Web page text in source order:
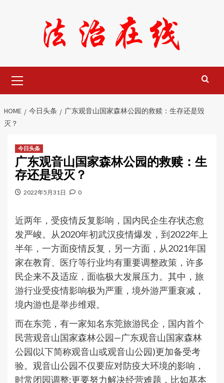
Menu
HOME 今日头条
广东观音山国家森林公园的救赎：生存还是毁
灭？
今日头条
广东观音山国家森林公园的救赎：生
存还是毁灭？
2022年5月31日 0
近两年，受疫情反复影响，国内民企生存状态愈
发严峻。从2020年初武汉疫情爆发，到2022年上
半年，一方面疫情反复，另一方面，从2021年国
家在教育、医疗等行业均有重要调整政策，许多
民企来不及适应，面临极大发展压力。其中，旅
游行业受疫情影响极为严重，境外游严重衰减，
境内游也是举步维艰。
而在东莞，有一家知名东莞旅游民企，国内首个
民营观音山国家森林公园—广东观音山国家森林
公园(以下简称观音山或观音山公园)更加备受考
验。观音山公园不仅要应对防疫大环境的影响，
时常闭园调整;更要努力解决经营难题，比如基本